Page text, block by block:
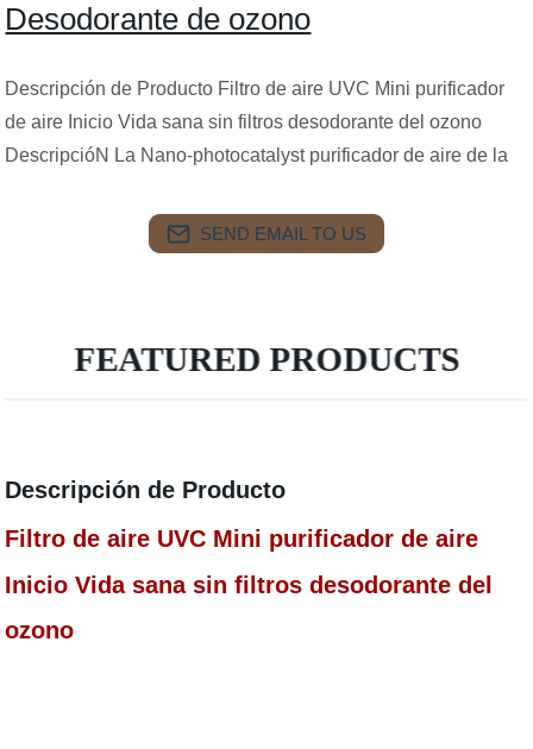
Desodorante de ozono
Descripción de Producto Filtro de aire UVC Mini purificador
de aire Inicio Vida sana sin filtros desodorante del ozono
DescripcióN La Nano-photocatalyst purificador de aire de la
SEND EMAIL TO US
FEATURED PRODUCTS
Descripción de Producto
Filtro de aire UVC Mini purificador de aire
Inicio Vida sana sin filtros desodorante del
ozono